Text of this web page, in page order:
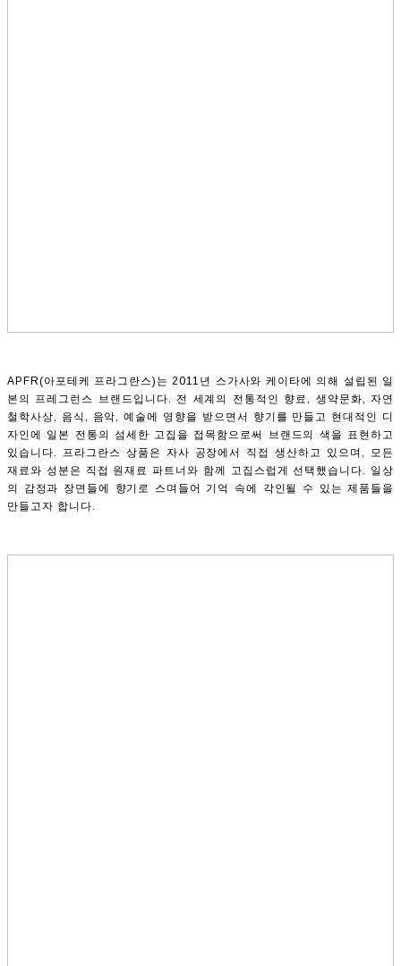
APFR(아포테케 프라그란스)는 2011년 스가사와 케이타에 의해 설립된 일
본의 프레그런스 브랜드입니다. 전 세계의 전통적인 향료, 생약문화, 자연
철학사상, 음식, 음악, 예술에 영향을 받으면서 향기를 만들고 현대적인 디
자인에 일본 전통의 섬세한 고집을 접목함으로써 브랜드의 색을 표현하고
있습니다. 프라그란스 상품은 자사 공장에서 직접 생산하고 있으며, 모든
재료와 성분은 직접 원재료 파트너와 함께 고집스럽게 선택했습니다. 일상
의 감정과 장면들에 향기로 스며들어 기억 속에 각인될 수 있는 제품들을
만들고자 합니다.